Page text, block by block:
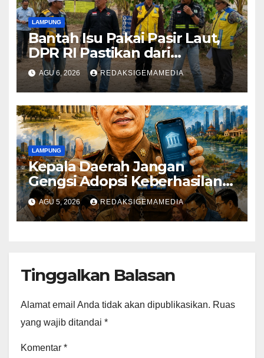
LAMPUNG
Bantah Isu Pakai Pasir Laut,
DPR RI Pastikan dari
Penambang Resmi
AGU 6, 2026 REDAKSIGEMAMEDIA
LAMPUNG
Kepala Daerah Jangan
Gengsi Adopsi Keberhasilan
Daerah Lain
AGU 5, 2026 REDAKSIGEMAMEDIA
Tinggalkan Balasan
Alamat email Anda tidak akan dipublikasikan. Ruas
yang wajib ditandai *
Komentar *